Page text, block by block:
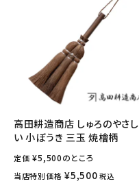
インナー・下着・ナイトウェア
キッズ・ベビー・マタニティ
キッチン用品
フード・ドリンク
高田耕造商店 しゅろのやさし
い 小ぼうき 三玉 焼檜柄
定価 ¥5,500のところ
当店特別価格 ¥5,500 税込